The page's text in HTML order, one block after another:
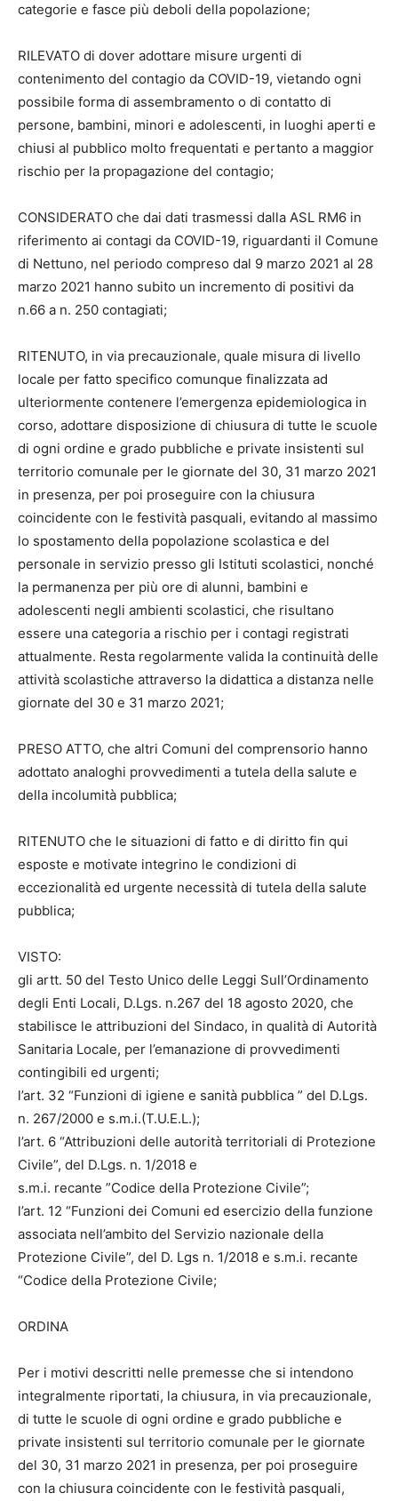
categorie e fasce più deboli della popolazione;
RILEVATO di dover adottare misure urgenti di
contenimento del contagio da COVID-19, vietando ogni
possibile forma di assembramento o di contatto di
persone, bambini, minori e adolescenti, in luoghi aperti e
chiusi al pubblico molto frequentati e pertanto a maggior
rischio per la propagazione del contagio;
CONSIDERATO che dai dati trasmessi dalla ASL RM6 in
riferimento ai contagi da COVID-19, riguardanti il Comune
di Nettuno, nel periodo compreso dal 9 marzo 2021 al 28
marzo 2021 hanno subito un incremento di positivi da
n.66 a n. 250 contagiati;
RITENUTO, in via precauzionale, quale misura di livello
locale per fatto specifico comunque finalizzata ad
ulteriormente contenere l’emergenza epidemiologica in
corso, adottare disposizione di chiusura di tutte le scuole
di ogni ordine e grado pubbliche e private insistenti sul
territorio comunale per le giornate del 30, 31 marzo 2021
in presenza, per poi proseguire con la chiusura
coincidente con le festività pasquali, evitando al massimo
lo spostamento della popolazione scolastica e del
personale in servizio presso gli Istituti scolastici, nonché
la permanenza per più ore di alunni, bambini e
adolescenti negli ambienti scolastici, che risultano
essere una categoria a rischio per i contagi registrati
attualmente. Resta regolarmente valida la continuità delle
attività scolastiche attraverso la didattica a distanza nelle
giornate del 30 e 31 marzo 2021;
PRESO ATTO, che altri Comuni del comprensorio hanno
adottato analoghi provvedimenti a tutela della salute e
della incolumità pubblica;
RITENUTO che le situazioni di fatto e di diritto fin qui
esposte e motivate integrino le condizioni di
eccezionalità ed urgente necessità di tutela della salute
pubblica;
VISTO:
gli artt. 50 del Testo Unico delle Leggi Sull’Ordinamento
degli Enti Locali, D.Lgs. n.267 del 18 agosto 2020, che
stabilisce le attribuzioni del Sindaco, in qualità di Autorità
Sanitaria Locale, per l’emanazione di provvedimenti
contingibili ed urgenti;
l’art. 32 “Funzioni di igiene e sanità pubblica ” del D.Lgs.
n. 267/2000 e s.m.i.(T.U.E.L.);
l’art. 6 “Attribuzioni delle autorità territoriali di Protezione
Civile”, del D.Lgs. n. 1/2018 e
s.m.i. recante ”Codice della Protezione Civile”;
l’art. 12 “Funzioni dei Comuni ed esercizio della funzione
associata nell’ambito del Servizio nazionale della
Protezione Civile”, del D. Lgs n. 1/2018 e s.m.i. recante
“Codice della Protezione Civile;
ORDINA
Per i motivi descritti nelle premesse che si intendono
integralmente riportati, la chiusura, in via precauzionale,
di tutte le scuole di ogni ordine e grado pubbliche e
private insistenti sul territorio comunale per le giornate
del 30, 31 marzo 2021 in presenza, per poi proseguire
con la chiusura coincidente con le festività pasquali,